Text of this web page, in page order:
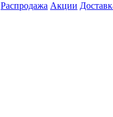
Распродажа Акции